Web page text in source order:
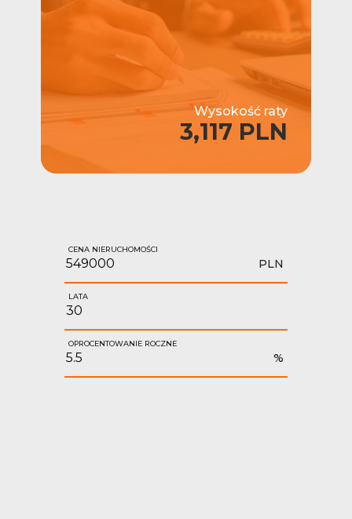
Wysokość raty
3,117 PLN
CENA NIERUCHOMOŚCI
PLN
LATA
OPROCENTOWANIE ROCZNE
%